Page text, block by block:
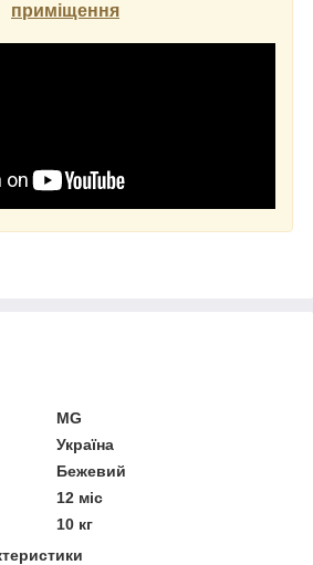
приміщення
MG
Україна
Бежевий
12 міс
10 кг